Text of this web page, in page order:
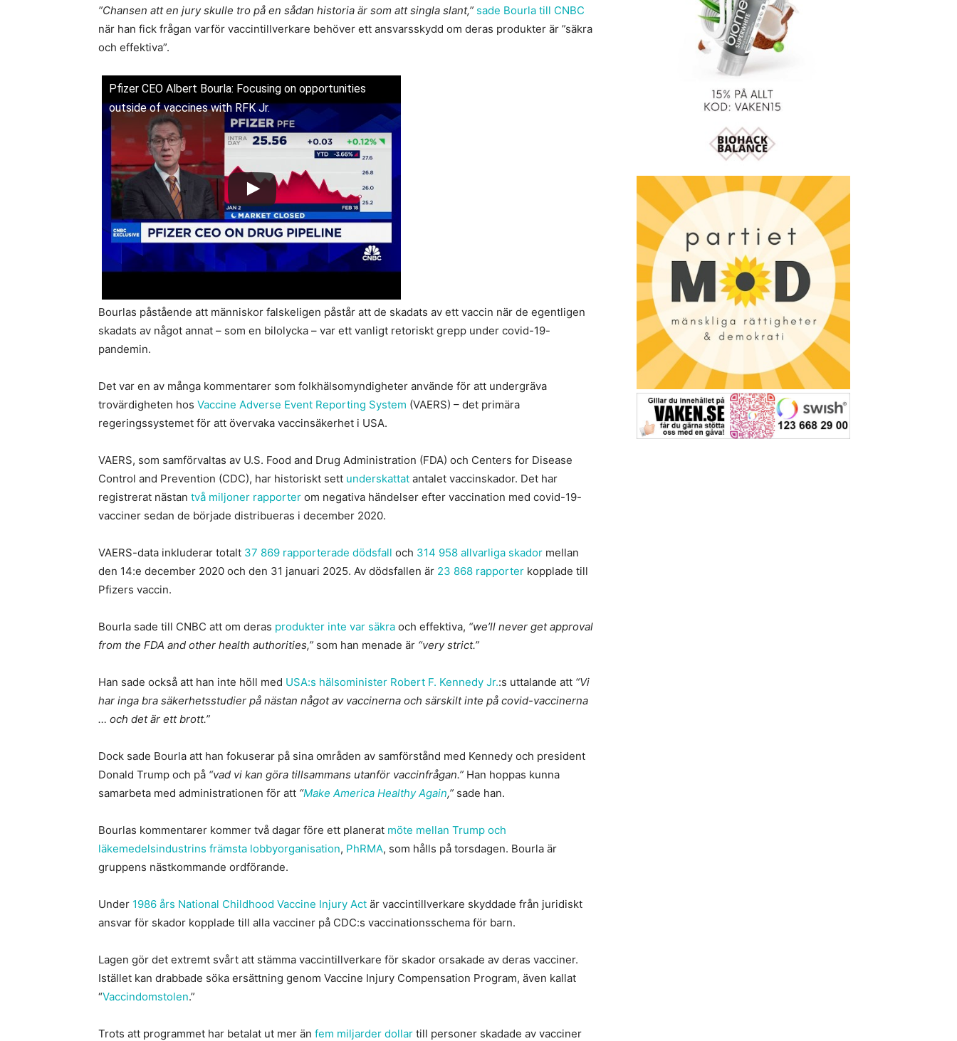
”Chansen att en jury skulle tro på en sådan historia är som att singla slant,” sade Bourla till CNBC
när han fick frågan varför vaccintillverkare behöver ett ansvarsskydd om deras produkter är ”säkra
och effektiva”.
Pfizer CEO Albert Bourla: Focusing on opportunities
outside of vaccines with RFK Jr.
Bourlas påstående att människor falskeligen påstår att de skadats av ett vaccin när de egentligen
skadats av något annat – som en bilolycka – var ett vanligt retoriskt grepp under covid-19-
pandemin.
Det var en av många kommentarer som folkhälsomyndigheter använde för att undergräva
trovärdigheten hos Vaccine Adverse Event Reporting System (VAERS) – det primära
regeringssystemet för att övervaka vaccinsäkerhet i USA.
VAERS, som samförvaltas av U.S. Food and Drug Administration (FDA) och Centers for Disease
Control and Prevention (CDC), har historiskt sett underskattat antalet vaccinskador. Det har
registrerat nästan två miljoner rapporter om negativa händelser efter vaccination med covid-19-
vacciner sedan de började distribueras i december 2020.
VAERS-data inkluderar totalt 37 869 rapporterade dödsfall och 314 958 allvarliga skador mellan
den 14:e december 2020 och den 31 januari 2025. Av dödsfallen är 23 868 rapporter kopplade till
Pfizers vaccin.
Bourla sade till CNBC att om deras produkter inte var säkra och effektiva, “we’ll never get approval
from the FDA and other health authorities,” som han menade är “very strict.”
Han sade också att han inte höll med USA:s hälsominister Robert F. Kennedy Jr.:s uttalande att “Vi
har inga bra säkerhetsstudier på nästan något av vaccinerna och särskilt inte på covid-vaccinerna
… och det är ett brott.”
Dock sade Bourla att han fokuserar på sina områden av samförstånd med Kennedy och president
Donald Trump och på “vad vi kan göra tillsammans utanför vaccinfrågan.” Han hoppas kunna
samarbeta med administrationen för att “Make America Healthy Again,” sade han.
Bourlas kommentarer kommer två dagar före ett planerat möte mellan Trump och
läkemedelsindustrins främsta lobbyorganisation, PhRMA, som hålls på torsdagen. Bourla är
gruppens nästkommande ordförande.
Under 1986 års National Childhood Vaccine Injury Act är vaccintillverkare skyddade från juridiskt
ansvar för skador kopplade till alla vacciner på CDC:s vaccinationsschema för barn.
Lagen gör det extremt svårt att stämma vaccintillverkare för skador orsakade av deras vacciner.
Istället kan drabbade söka ersättning genom Vaccine Injury Compensation Program, även kallat
“Vaccindomstolen.”
Trots att programmet har betalat ut mer än fem miljarder dollar till personer skadade av vacciner